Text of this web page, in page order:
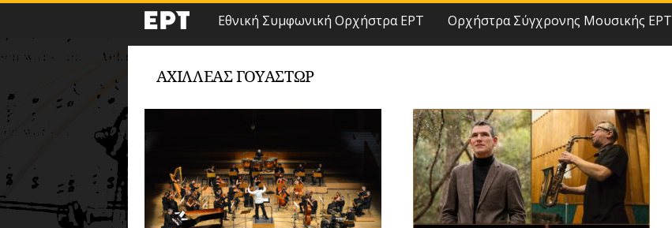
Εθνική Συμφωνική Ορχήστρα ΕΡΤ Ορχήστρα Σύγχρονης Μουσικής ΕΡΤ
ΑΧΙΛΛΕΑΣ ΓΟΥΑΣΤΩΡ